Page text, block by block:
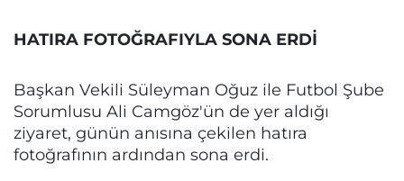
HATIRA FOTOĞRAFIYLA SONA ERDİ
Başkan Vekili Süleyman Oğuz ile Futbol Şube
Sorumlusu Ali Camgöz'ün de yer aldığı
ziyaret, günün anısına çekilen hatıra
fotoğrafının ardından sona erdi.